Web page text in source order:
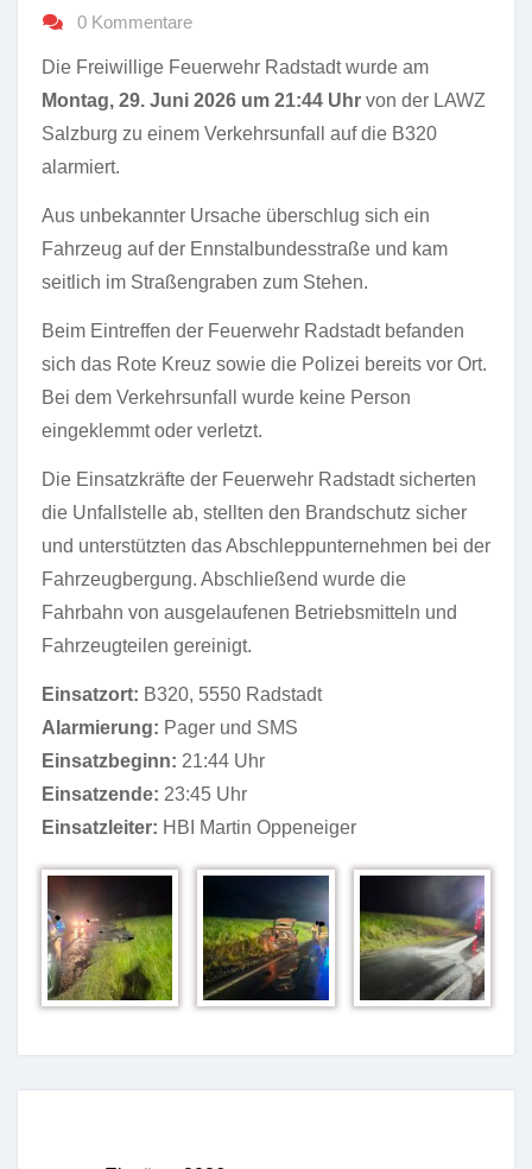
0 Kommentare
Die Freiwillige Feuerwehr Radstadt wurde am
Montag, 29. Juni 2026 um 21:44 Uhr von der LAWZ
Salzburg zu einem Verkehrsunfall auf die B320
alarmiert.
Aus unbekannter Ursache überschlug sich ein
Fahrzeug auf der Ennstalbundesstraße und kam
seitlich im Straßengraben zum Stehen.
Beim Eintreffen der Feuerwehr Radstadt befanden
sich das Rote Kreuz sowie die Polizei bereits vor Ort.
Bei dem Verkehrsunfall wurde keine Person
eingeklemmt oder verletzt.
Die Einsatzkräfte der Feuerwehr Radstadt sicherten
die Unfallstelle ab, stellten den Brandschutz sicher
und unterstützten das Abschleppunternehmen bei der
Fahrzeugbergung. Abschließend wurde die
Fahrbahn von ausgelaufenen Betriebsmitteln und
Fahrzeugteilen gereinigt.
Einsatzort: B320, 5550 Radstadt
Alarmierung: Pager und SMS
Einsatzbeginn: 21:44 Uhr
Einsatzende: 23:45 Uhr
Einsatzleiter: HBI Martin Oppeneiger